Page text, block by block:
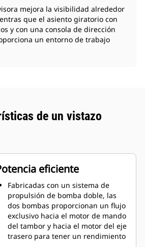
mejora la visibilidad alrededor
que el asiento giratorio con
y con una consola de dirección
un entorno de trabajo
de un vistazo
eficiente
Fabricadas con un sistema de
propulsión de bomba doble, las
dos bombas proporcionan un flujo
exclusivo hacia el motor de mando
del tambor y hacia el motor del eje
trasero para tener un rendimiento